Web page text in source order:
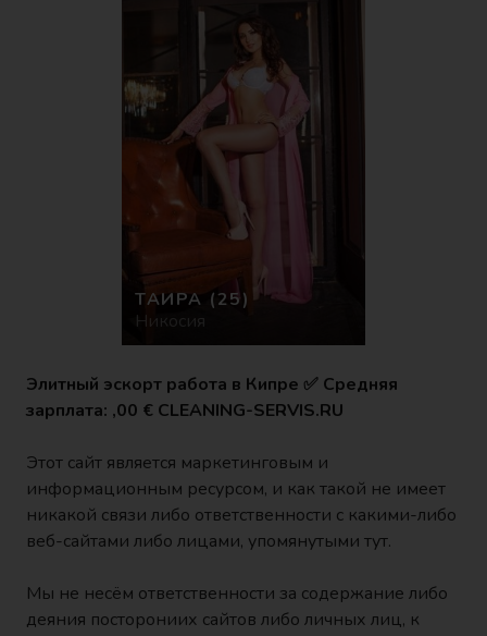
ТАИРА (25)
Никосия
Элитный эскорт работа в Кипре ✅ Средняя
зарплата: ,00 € CLEANING-SERVIS.RU
Этот сайт является маркетинговым и
информационным ресурсом, и как такой не имеет
никакой связи либо ответственности с какими-либо
веб-сайтами либо лицами, упомянутыми тут.
Мы не несём ответственности за содержание либо
деяния посторониих сайтов либо личных лиц, к